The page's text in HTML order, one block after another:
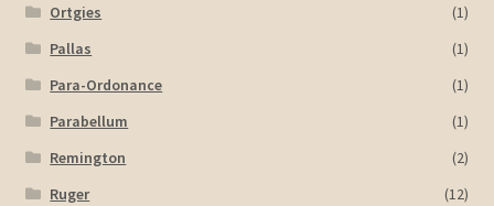
Ortgies
(1)
Pallas
(1)
Para-Ordonance
(1)
Parabellum
(1)
Remington
(2)
Ruger
(12)